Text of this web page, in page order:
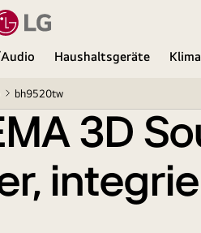
Haushaltsgeräte
bh9520tw
Sound 9.1
3D